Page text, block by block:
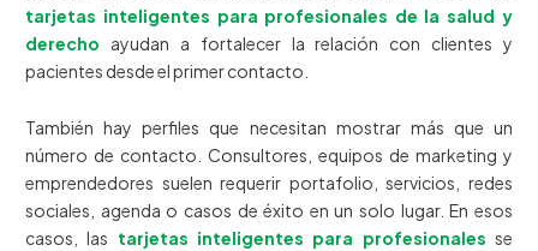
tarjetas inteligentes para profesionales de la salud y
derecho ayudan a fortalecer la relación con clientes y
pacientes desde el primer contacto.
También hay perfiles que necesitan mostrar más que un
número de contacto. Consultores, equipos de marketing y
emprendedores suelen requerir portafolio, servicios, redes
sociales, agenda o casos de éxito en un solo lugar. En esos
casos, las tarjetas inteligentes para profesionales se